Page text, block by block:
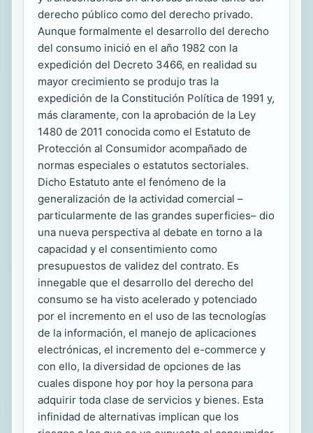
derecho público como del derecho privado.
Aunque formalmente el desarrollo del derecho
del consumo inició en el año 1982 con la
expedición del Decreto 3466, en realidad su
mayor crecimiento se produjo tras la
expedición de la Constitución Política de 1991 y,
más claramente, con la aprobación de la Ley
1480 de 2011 conocida como el Estatuto de
Protección al Consumidor acompañado de
normas especiales o estatutos sectoriales.
Dicho Estatuto ante el fenómeno de la
generalización de la actividad comercial –
particularmente de las grandes superficies– dio
una nueva perspectiva al debate en torno a la
capacidad y el consentimiento como
presupuestos de validez del contrato. Es
innegable que el desarrollo del derecho del
consumo se ha visto acelerado y potenciado
por el incremento en el uso de las tecnologías
de la información, el manejo de aplicaciones
electrónicas, el incremento del e-commerce y
con ello, la diversidad de opciones de las
cuales dispone hoy por hoy la persona para
adquirir toda clase de servicios y bienes. Esta
infinidad de alternativas implican que los